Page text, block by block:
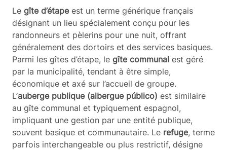
Le gîte d’étapeest un terme générique français
désignant un lieu spécialement conçu pour les
randonneurs et pèlerins pour une nuit, offrant
généralement des dortoirs et des services basiques.
Parmi les gîtes d’étape, le gîte communal est géré
par la municipalité, tendant à être simple,
économique et axé sur l’accueil de groupe.
L’auberge publique (albergue público) est similaire
au gîte communal et typiquement espagnol,
impliquant une gestion par une entité publique,
souvent basique et communautaire. Le refuge, terme
parfois interchangeable ou plus restrictif, désigne